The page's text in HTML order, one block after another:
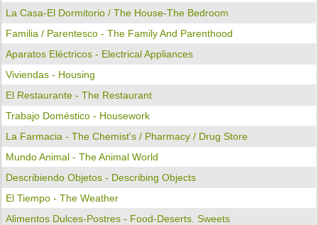
La Casa-El Dormitorio / The House-The Bedroom
Familia / Parentesco - The Family And Parenthood
Aparatos Eléctricos - Electrical Appliances
Viviendas - Housing
El Restaurante - The Restaurant
Trabajo Doméstico - Housework
La Farmacia - The Chemist's / Pharmacy / Drug Store
Mundo Animal - The Animal World
Describiendo Objetos - Describing Objects
El Tiempo - The Weather
Alimentos Dulces-Postres - Food-Deserts. Sweets